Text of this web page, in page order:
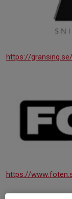
https://gransing.se/
https://